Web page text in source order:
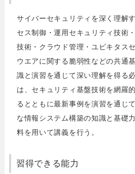
サイバーセキュリティを深く理解
セス制御・運用セキュリティ技術
技術・クラウド管理・ユビキタス
ウエアに関する脆弱性などの共通
識と演習を通じて深い理解を得る
は、セキュリティ基盤技術を網羅
るとともに最新事例を演習を通じ
な情報システム構築の知識と基礎
料を用いて講義を行う。
習得できる能力